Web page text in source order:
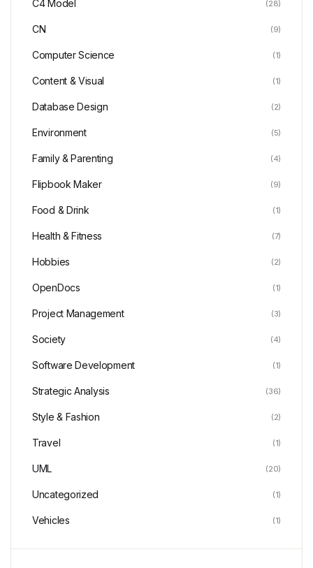
C4 Model (28)
CN (9)
Computer Science (1)
Content & Visual (1)
Database Design (2)
Environment (5)
Family & Parenting (4)
Flipbook Maker (9)
Food & Drink (1)
Health & Fitness (7)
Hobbies (2)
OpenDocs (1)
Project Management (3)
Society (4)
Software Development (1)
Strategic Analysis (36)
Style & Fashion (2)
Travel (1)
UML (20)
Uncategorized (1)
Vehicles (1)